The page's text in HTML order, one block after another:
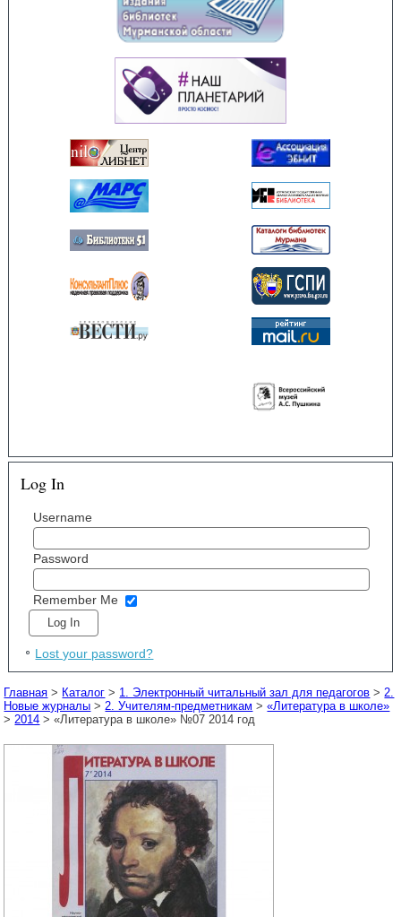
Log In
Username
Password
Remember Me
Lost your password?
Главная > Каталог > 1. Электронный читальный зал для педагогов > 2.
Новые журналы > 2. Учителям-предметникам >«Литература в школе»
> 2014 > «Литература в школе» №07 2014 год